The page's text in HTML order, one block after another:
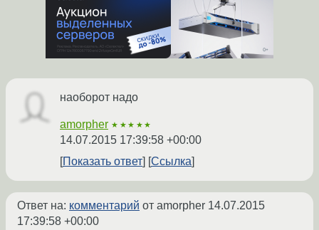
наоборот надо
amorpher ★★★★★
14.07.2015 17:39:58 +00:00
Показать ответ
Ссылка
Ответ на: комментарий от amorpher 14.07.2015
17:39:58 +00:00